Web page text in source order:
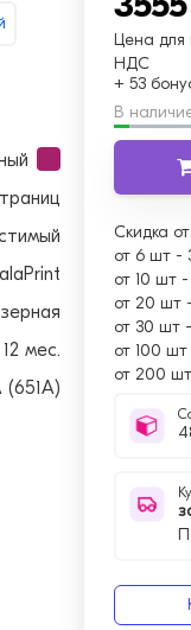
12 мес.
(651A)
Цена для
НДС
+ 53
В
Скидка
от 6 шт -
от 10 шт -
от 20 шт -
от 30 шт -
от 100 шт
от 200 шт